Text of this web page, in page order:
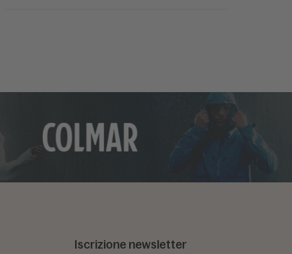
Iscrizione newsletter